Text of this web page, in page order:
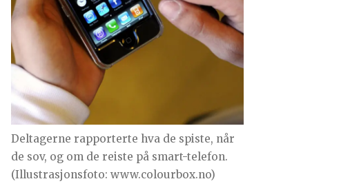
Deltagerne rapporterte hva de spiste, når
de sov, og om de reiste på smart-telefon.
(Illustrasjonsfoto: www.colourbox.no)